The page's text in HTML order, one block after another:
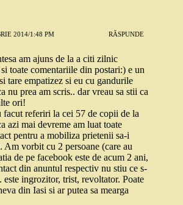
2014/1:48 PM RĂSPUNDE
am ajuns de la a citi zilnic
toate comentariile din postari:) e un
tare empatizez si eu cu gandurile
nu prea am scris.. dar vreau sa stii ca
ori!
facut referiri la cei 57 de copii de la
azi mai devreme am luat toate
pentru a mobiliza prietenii sa-i
Am vorbit cu 2 persoane (care au
de pe facebook este de acum 2 ani,
din anuntul respectiv nu stiu ce s-
este ingrozitor, trist, revoltator. Poate
din Iasi si ar putea sa mearga